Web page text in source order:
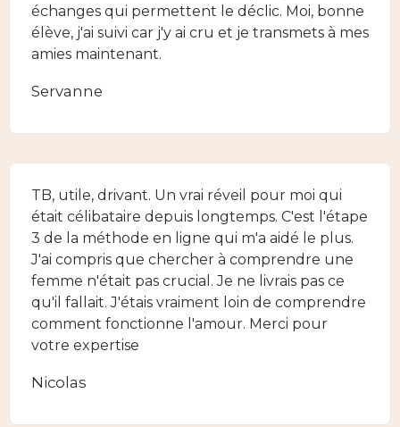
échanges qui permettent le déclic. Moi, bonne
élève, j'ai suivi car j'y ai cru et je transmets à mes
amies maintenant.
Servanne
TB, utile, drivant. Un vrai réveil pour moi qui
était célibataire depuis longtemps. C'est l'étape
3 de la méthode en ligne qui m'a aidé le plus.
J'ai compris que chercher à comprendre une
femme n'était pas crucial. Je ne livrais pas ce
qu'il fallait. J'étais vraiment loin de comprendre
comment fonctionne l'amour. Merci pour
votre expertise
Nicolas